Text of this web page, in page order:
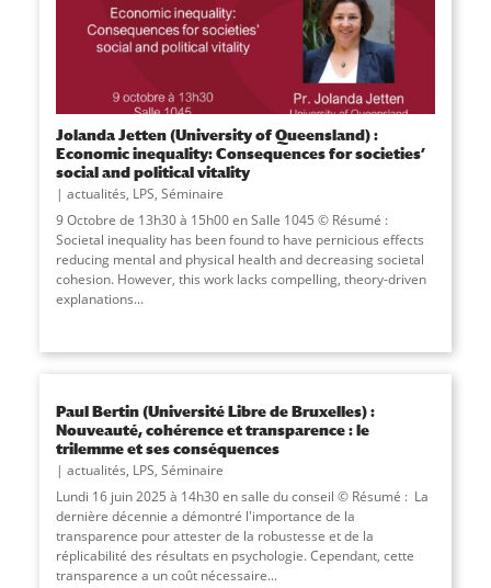
Jolanda Jetten (University of Queensland) :
Economic inequality: Consequences for societies’
social and political vitality
actualités, LPS, Séminaire
9 Octobre de 13h30 à 15h00 en Salle 1045 © Résumé :
Societal inequality has been found to have pernicious effects
reducing mental and physical health and decreasing societal
cohesion. However, this work lacks compelling, theory-driven
explanations...
Paul Bertin (Université Libre de Bruxelles) :
Nouveauté, cohérence et transparence : le
trilemme et ses conséquences
actualités, LPS, Séminaire
Lundi 16 juin 2025 à 14h30 en salle du conseil © Résumé : La
dernière décennie a démontré l'importance de la
transparence pour attester de la robustesse et de la
réplicabilité des résultats en psychologie. Cependant, cette
transparence a un coût nécessaire...